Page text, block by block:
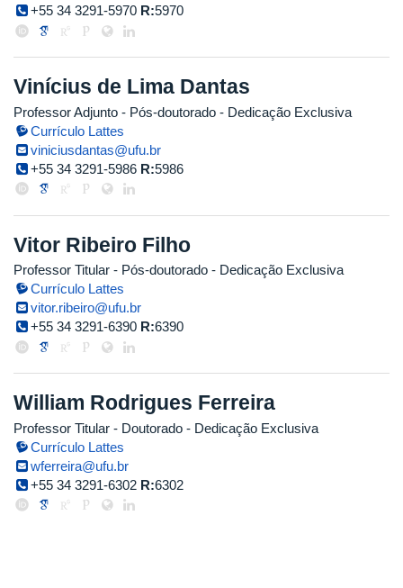
+55 34 3291-5970 R:5970
Vinícius de Lima Dantas
Professor Adjunto - Pós-doutorado - Dedicação Exclusiva
Currículo Lattes
viniciusdantas@ufu.br
+55 34 3291-5986 R:5986
Vitor Ribeiro Filho
Professor Titular - Pós-doutorado - Dedicação Exclusiva
Currículo Lattes
vitor.ribeiro@ufu.br
+55 34 3291-6390 R:6390
William Rodrigues Ferreira
Professor Titular - Doutorado - Dedicação Exclusiva
Currículo Lattes
wferreira@ufu.br
+55 34 3291-6302 R:6302